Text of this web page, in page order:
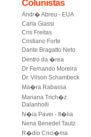
Colunistas
Andr� Abreu - EUA
Carla Giassi
Cris Freitas
Cristiano Forte
Dante Bragatto Neto
Dentro da �rea
Dr Fernando Moreira
Dr. Vilson Schambeck
Ma�ra Rabassa
Mariana Trich�z
Dalanholli
N�ia Pavei - It�lia
Nena Benedet Tautz
R�dio Crici�ma